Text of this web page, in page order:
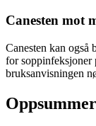
Canesten mot
Canesten kan også
for soppinfeksjoner
bruksanvisningen